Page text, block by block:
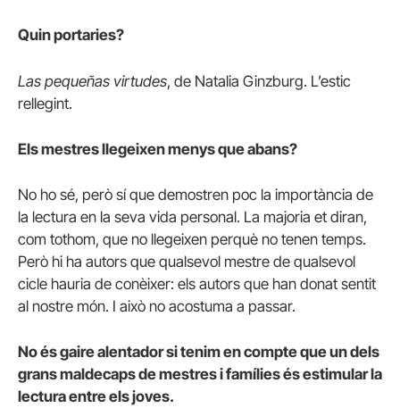
Quin portaries?
Las pequeñas virtudes, de Natalia Ginzburg. L’estic
rellegint.
Els mestres llegeixen menys que abans?
No ho sé, però sí que demostren poc la importància de
la lectura en la seva vida personal. La majoria et diran,
com tothom, que no llegeixen perquè no tenen temps.
Però hi ha autors que qualsevol mestre de qualsevol
cicle hauria de conèixer: els autors que han donat sentit
al nostre món. I això no acostuma a passar.
No és gaire alentador si tenim en compte que un dels
grans maldecaps de mestres i famílies és estimular la
lectura entre els joves.